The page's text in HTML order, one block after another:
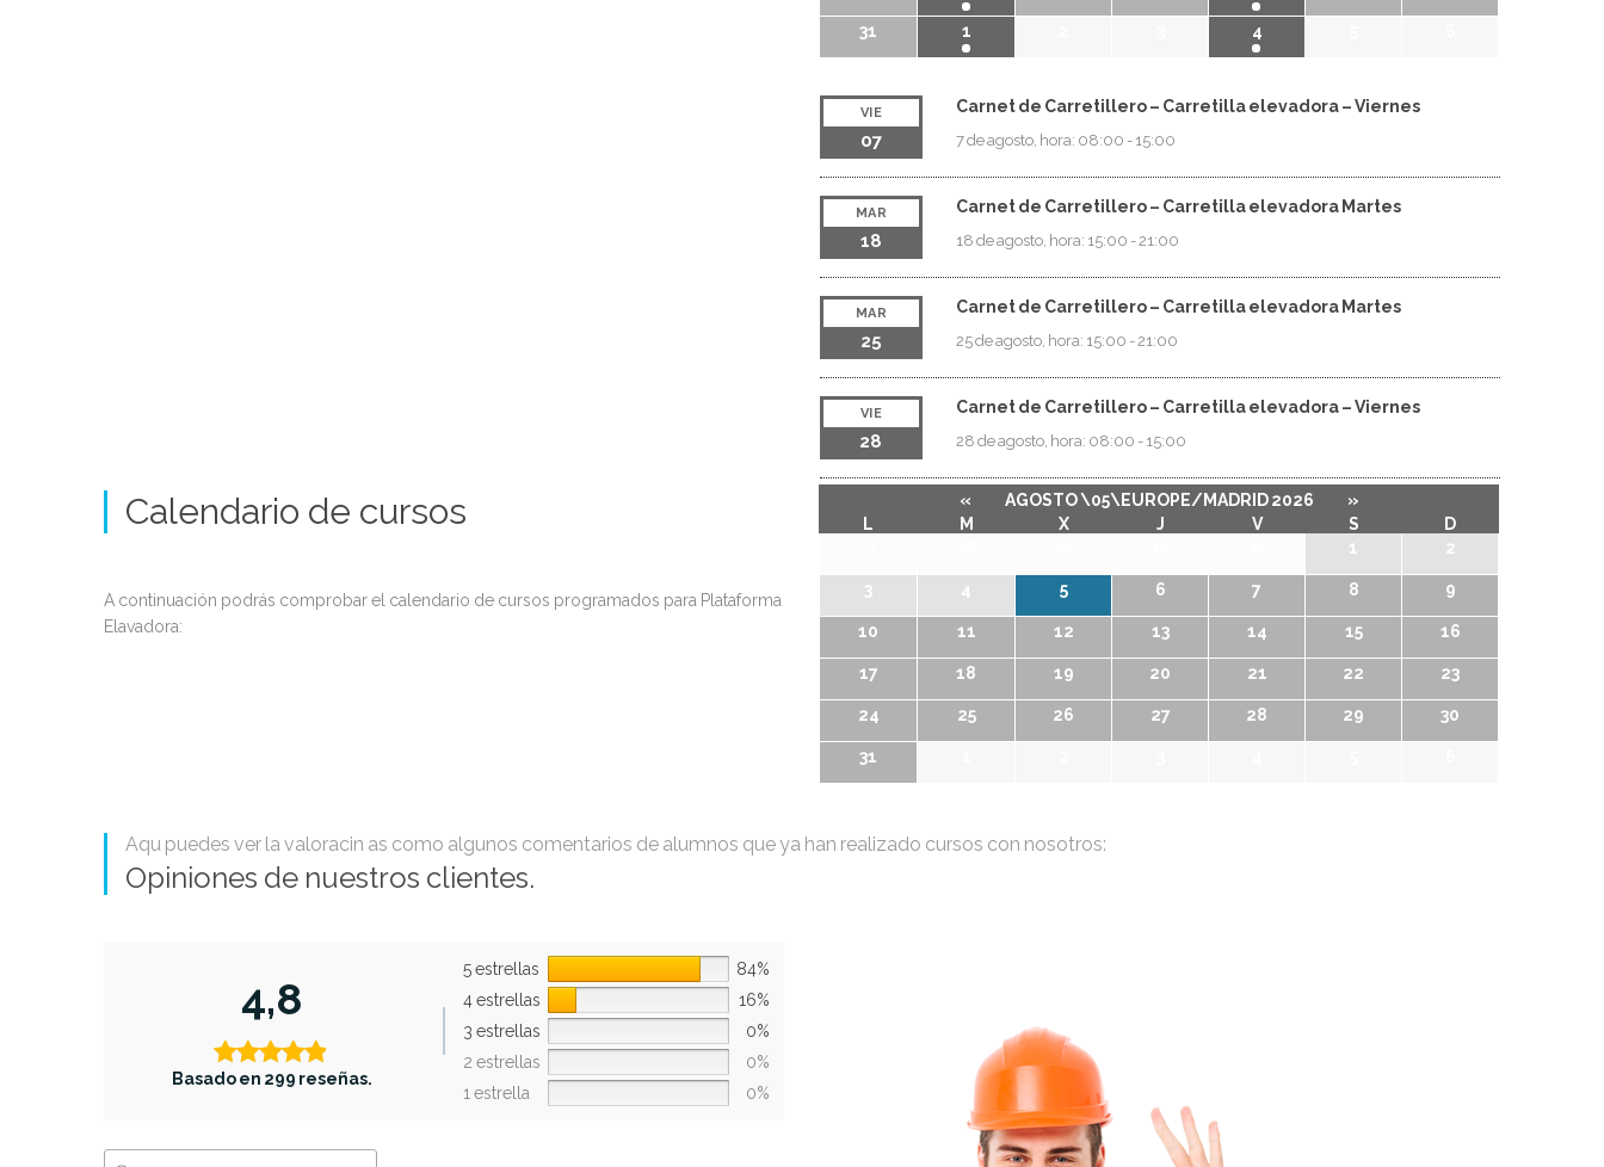
31 1 4
VIE
07
Carnet de Carretillero – Carretilla elevadora – Viernes
7 de agosto, hora: 08:00 - 15:00
MAR
18
Carnet de Carretillero – Carretilla elevadora Martes
18 de agosto, hora: 15:00 - 21:00
MAR
25
Carnet de Carretillero – Carretilla elevadora Martes
25 de agosto, hora: 15:00 - 21:00
VIE
28
Carnet de Carretillero – Carretilla elevadora – Viernes
28 de agosto, hora: 08:00 - 15:00
Calendario de cursos
A continuación podrás comprobar el calendario de cursos programados para Plataforma
Elavadora:
« AGOSTO \05\EUROPE/MADRID 2026
»
L
M X J V S
D
1 2
3 4 5 6 7 8 9
10 11 12 13 14 15 16
17 18 19 20 21 22 23
24 25 26 27 28 29 30
31
Aqu puedes ver la valoracin as como algunos comentarios de alumnos que ya han realizado cursos con nosotros:
Opiniones de nuestros clientes.
4,8
Basado en 299 reseñas.
5 estrellas
84%
4 estrellas
16%
3 estrellas
0%
2 estrellas
0%
1 estrella
0%